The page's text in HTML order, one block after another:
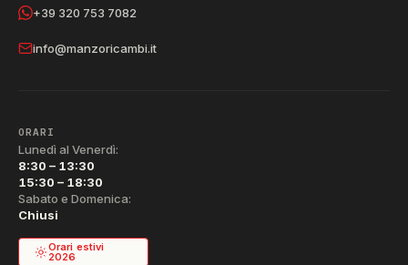
+39 320 753 7082
info@manzoricambi.it
ORARI
Lunedì al Venerdì:
8:30 – 13:30
15:30 – 18:30
Sabato e Domenica:
Chiusi
Orari estivi
2026